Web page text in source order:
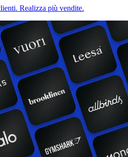
Realizza più vendite.